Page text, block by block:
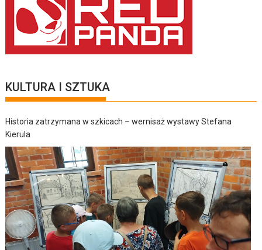
KULTURA I SZTUKA
Historia zatrzymana w szkicach – wernisaż wystawy Stefana
Kierula